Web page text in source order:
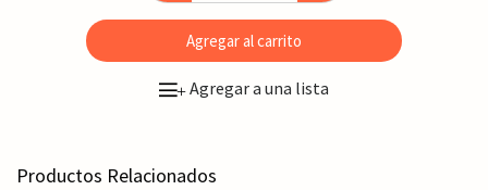
Agregar al carrito
+Agregar a una lista
Productos Relacionados